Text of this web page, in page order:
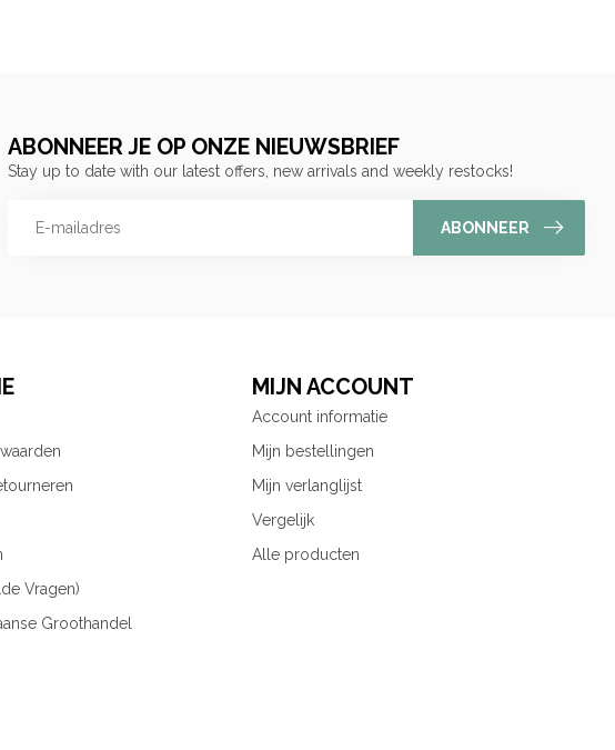
ABONNEER JE OP ONZE NIEUWSBRIEF
Stay up to date with our latest offers, new arrivals and weekly restocks!
ABONNEER
Vragen)
Groothandel
MIJN ACCOUNT
Account informatie
Mijn bestellingen
Mijn verlanglijst
Vergelijk
Alle producten